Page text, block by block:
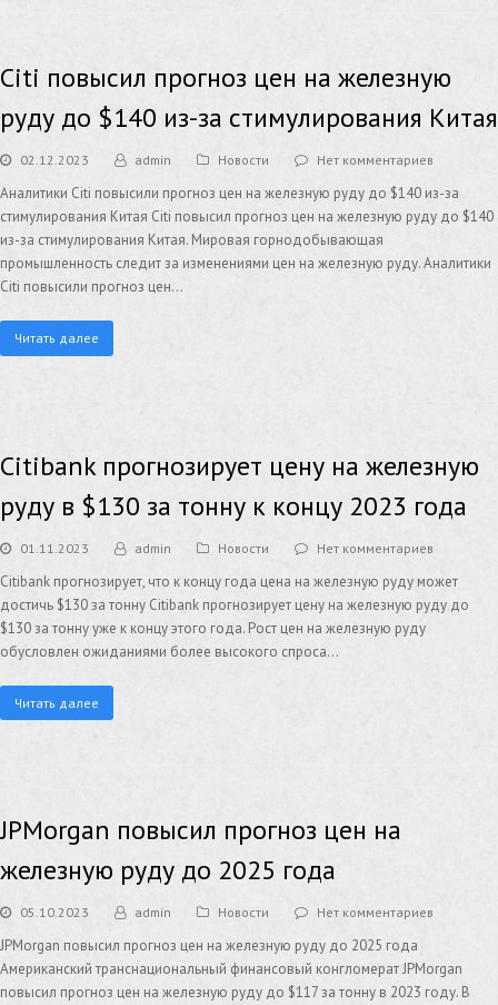
Citi повысил прогноз цен на железную
руду до $140 из-за стимулирования Китая
02.12.2023 admin Новости Нет комментариев
Аналитики Citi повысили прогноз цен на железную руду до $140 из-за
стимулирования Китая Citi повысил прогноз цен на железную руду до $140
из-за стимулирования Китая. Мировая горнодобывающая
промышленность следит за изменениями цен на железную руду. Аналитики
Citi повысили прогноз цен…
Читать далее
Citibank прогнозирует цену на железную
руду в $130 за тонну к концу 2023 года
01.11.2023 admin Новости Нет комментариев
Citibank прогнозирует, что к концу года цена на железную руду может
достичь $130 за тонну Citibank прогнозирует цену на железную руду до
$130 за тонну уже к концу этого года. Рост цен на железную руду
обусловлен ожиданиями более высокого спроса…
Читать далее
JPMorgan повысил прогноз цен на
железную руду до 2025 года
05.10.2023 admin Новости Нет комментариев
JPMorgan повысил прогноз цен на железную руду до 2025 года
Американский транснациональный финансовый конгломерат JPMorgan
повысил прогноз цен на железную руду до $117 за тонну в 2023 году. В